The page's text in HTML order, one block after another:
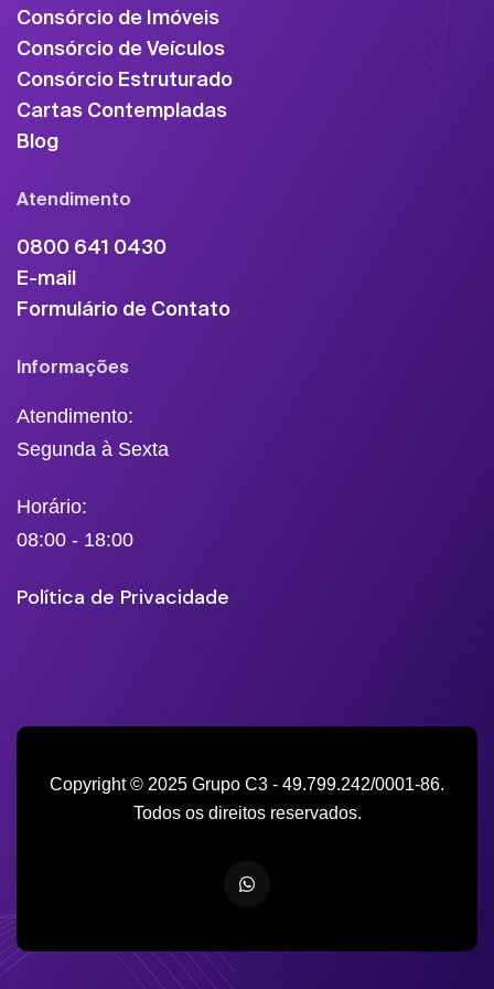
Consórcio de Imóveis
Consórcio de Veículos
Consórcio Estruturado
Cartas Contempladas
Blog
Atendimento
0800 641 0430
E-mail
Formulário de Contato
Informações
Atendimento:
Segunda à Sexta
Horário:
08:00 - 18:00
Política de Privacidade
Copyright © 2025 Grupo C3 - 49.799.242/0001-86.
Todos os direitos reservados.